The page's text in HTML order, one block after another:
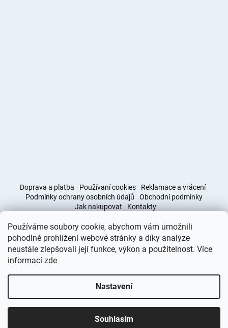
Používáme soubory cookie, abychom vám umožnili
pohodlné prohlížení webové stránky a díky analýze
neustále zlepšovali její funkce, výkon a použitelnost. Více
informací zde
Nastavení
Souhlasím
Doprava a platba Používaní cookies
Reklamace a vrácení
Podmínky ochrany osobních údajů
Obchodní podmínky
Jak nakupovat
Kontakty
Obchodní podmínky Doprava a platba